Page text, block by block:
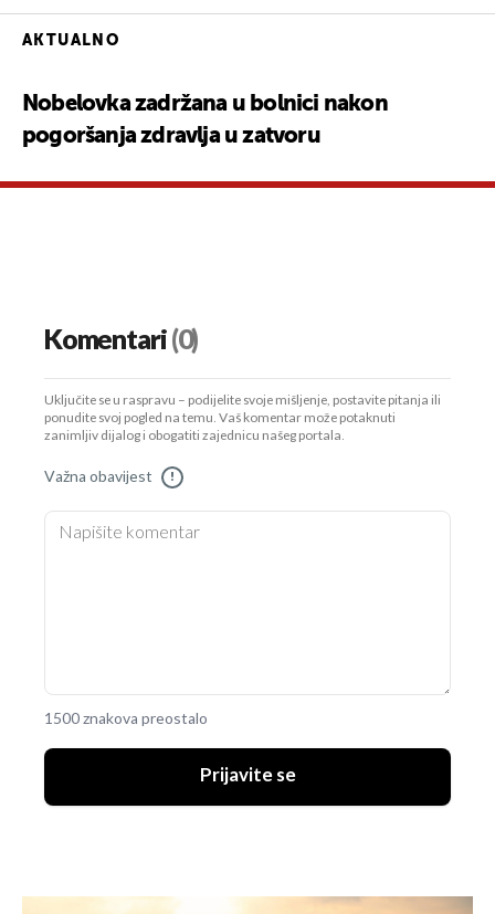
AKTUALNO
Nobelovka zadržana u bolnici nakon
pogoršanja zdravlja u zatvoru
Komentari(0)
Uključite se u raspravu – podijelite svoje mišljenje, postavite pitanja ili
ponudite svoj pogled na temu. Vaš komentar može potaknuti
zanimljiv dijalog i obogatiti zajednicu našeg portala.
Važna obavijest !
1500 znakova preostalo
Prijavite se